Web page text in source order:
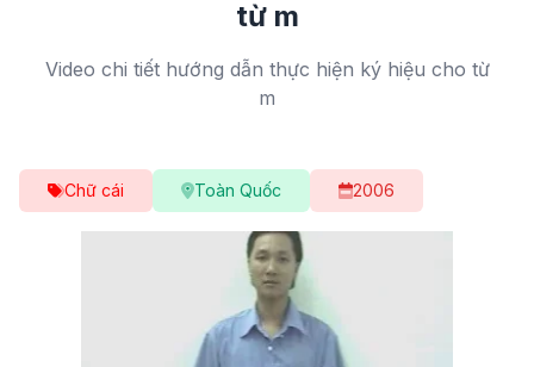
từ m
Video chi tiết hướng dẫn thực hiện ký hiệu cho từ
m
Chữ cái Toàn Quốc 2006